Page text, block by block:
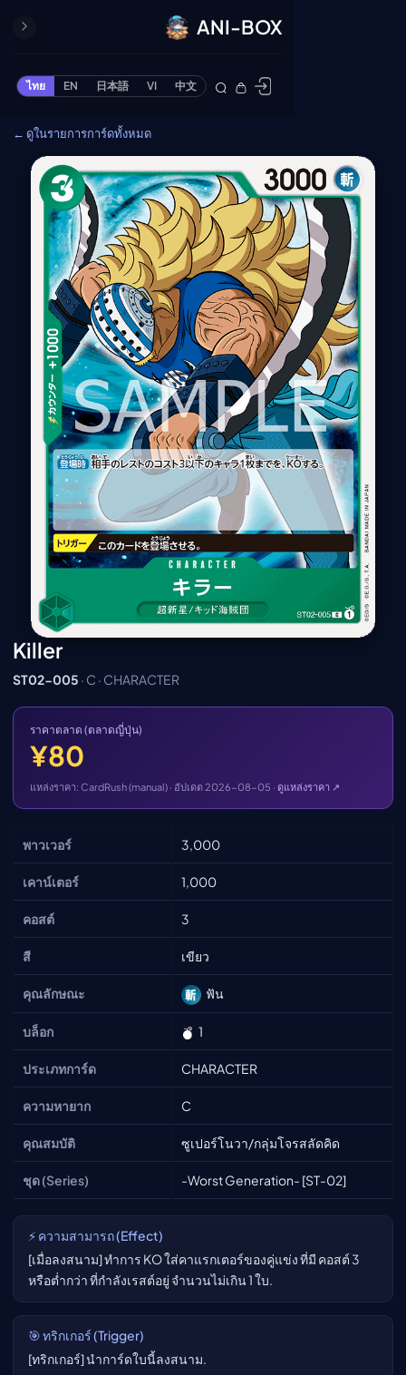
ANI-BOX
ไทย EN 日本語 VI 中文
ปิด
ONE PIECE
Collection
Deck Builder
My-Collection
Deck Library
Deck Share
PREMIUM SERVICE
ทีวีออนไลน์
แนะนำรายการทีวี
อนิเมะ
ตารางออกอากาศอนิ
เมะ (คืนนี้)
ตารางออกอากาศอนิ
เมะ
← ดูในรายการการ์ดทั้งหมด
Killer
ST02-005 · C · CHARACTER
ราคาตลาด (ตลาดญี่ปุ่น)
¥80
แหล่งราคา: CardRush (manual) · อัปเดต 2026-08-05 · ดูแหล่งราคา ↗
พาวเวอร์ 3,000
เคาน์เตอร์ 1,000
คอสต์ 3
สี เขียว
คุณลักษณะ ฟัน
บล็อก 1
ประเภทการ์ด CHARACTER
ความหายาก C
คุณสมบัติ ซูเปอร์โนวา/กลุ่มโจรสลัดคิด
ชุด (Series) -Worst Generation- [ST-02]
⚡ ความสามารถ (Effect)
[เมื่อลงสนาม] ทำการ KO ใส่คาแรกเตอร์ของคู่แข่ง ที่มี คอสต์ 3
หรือต่ำกว่า ที่กำลังเรสต์อยู่ จำนวนไม่เกิน 1 ใบ.
🎯 ทริกเกอร์ (Trigger)
[ทริกเกอร์] นำการ์ดใบนี้ลงสนาม.